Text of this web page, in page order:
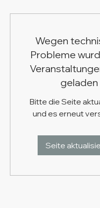
Wegen
Probleme
geladen
Bitte die Seite
und es erneut
Seite